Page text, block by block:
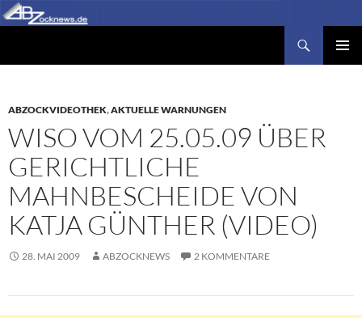
Zum
Inhalt
ABZOCKVIDEOTHEK,AKTUELLE WARNUNGEN
WISO VOM 25.05.09 ÜBER
GERICHTLICHE
MAHNBESCHEIDE VON
KATJA GÜNTHER (VIDEO)
28. MAI 2009 ABZOCKNEWS 2 KOMMENTARE